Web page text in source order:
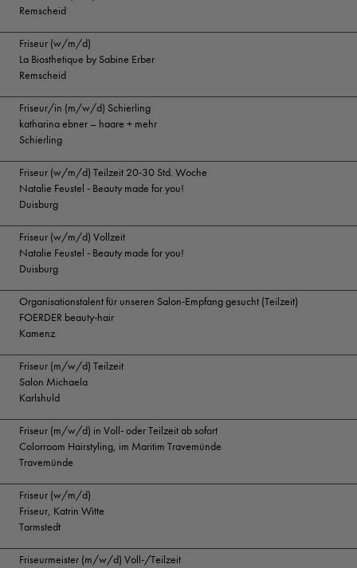
Remscheid
Friseur (w/m/d)
La Biosthetique by Sabine Erber
Remscheid
Friseur/in (m/w/d) Schierling
katharina ebner – haare + mehr
Schierling
Friseur (w/m/d) Teilzeit 20-30 Std. Woche
Natalie Feustel - Beauty made for you!
Duisburg
Friseur (w/m/d) Vollzeit
Natalie Feustel - Beauty made for you!
Duisburg
Organisationstalent für unseren Salon-Empfang gesucht (Teilzeit)
FOERDER beauty-hair
Kamenz
Friseur (m/w/d) Teilzeit
Salon Michaela
Karlshuld
Friseur (m/w/d) in Voll- oder Teilzeit ab sofort
Colorroom Hairstyling, im Maritim Travemünde
Travemünde
Friseur (w/m/d)
Friseur, Katrin Witte
Tarmstedt
Friseurmeister (m/w/d) Voll-/Teilzeit